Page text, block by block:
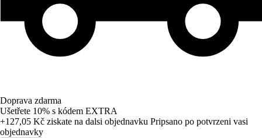
Doprava zdarma
Ušetřete 10% s kódem EXTRA
+127,05 Kč ziskate na dalsi objednavku Pripsano po potvrzeni vasi
objednavky